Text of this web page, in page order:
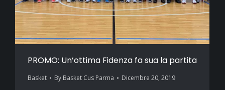
PROMO: Un’ottima Fidenza fa sua la partita
Basket By Basket Cus Parma Dicembre 20, 2019